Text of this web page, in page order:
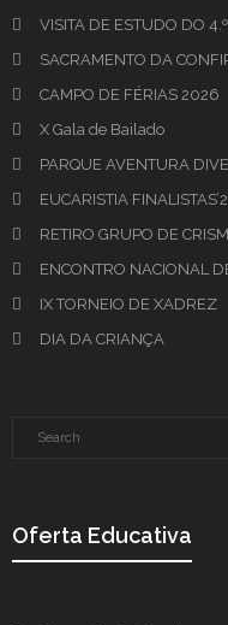
VISITA DE ESTUDO DO
SACRAMENTO DA
CAMPO DE FÉRIAS 2026
X Gala de Bailado
PARQUE AVENTURA
EUCARISTIA
RETIRO GRUPO DE
ENCONTRO NACIONAL
IX TORNEIO DE XADREZ
DIA DA CRIANÇA
Oferta Educativa